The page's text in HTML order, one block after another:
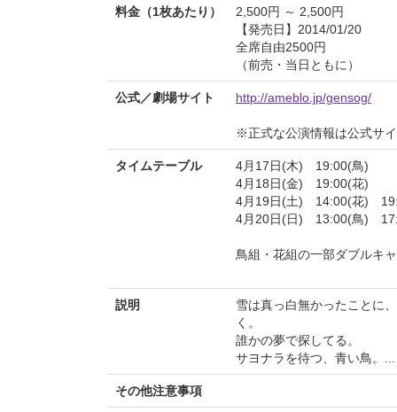
料金（1枚あたり）
2,500円 ～ 2,500円
【発売日】2014/01/20
全席自由2500円
（前売・当日ともに）
公式／劇場サイト http://ameblo.jp/gensog/
※正式な公演情報は公式サ
タイムテーブル
4月17日(木) 19:00(鳥)
4月18日(金) 19:00(花)
4月19日(土) 14:00(花)
4月20日(日) 13:00(鳥)
鳥組・花組の一部ダブルキ
説明
雪は真っ白無かったことに
く。
誰かの夢で探してる。
サヨナラを待つ、青い鳥。...
その他注意事項